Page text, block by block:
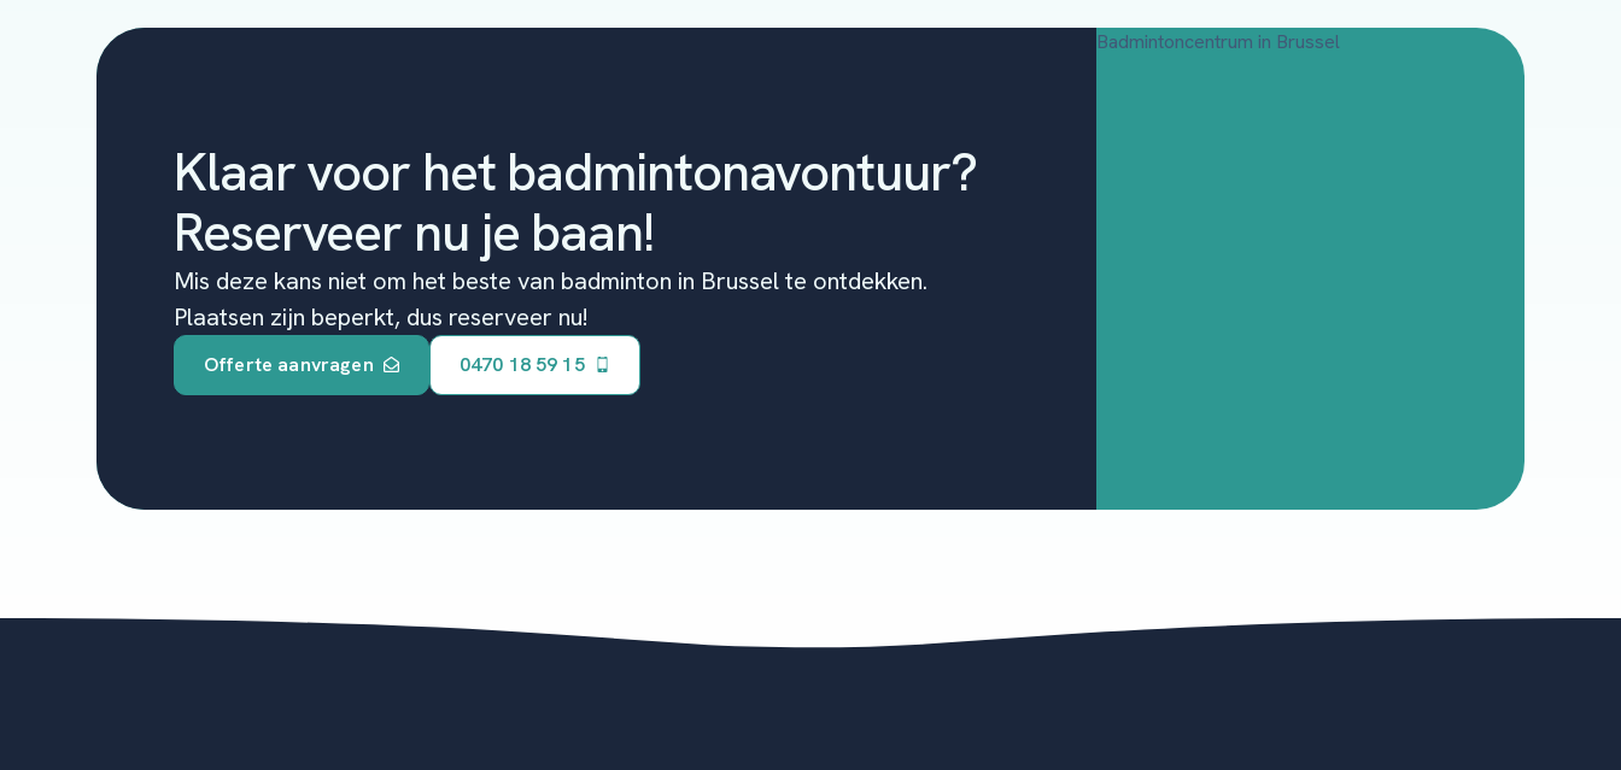
Klaar voor het badmintonavontuur?
Reserveer nu je baan!
Mis deze kans niet om het beste van badminton in Brussel te ontdekken.
Plaatsen zijn beperkt, dus reserveer nu!
Offerte aanvragen 0470 18 59 15